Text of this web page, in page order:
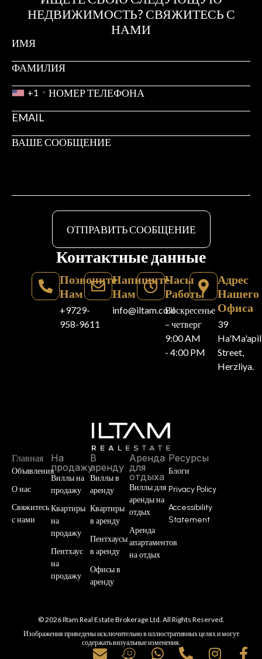
НЕДВИЖИМОСТЬ? СВЯЖИТЕСЬ С
НАМИ
+1
ОТПРАВИТЬ СООБЩЕНИЕ
Контактные данные
Позвоните
Нам
+9729-
958-9611
Напишите
Нам
info@iltam.co.il
Часы
Работы
Воскресенье
– четверг
9:00 AM
- 4:00 PM
Адрес
Нашего
Офиса
39
Street,
Herzliya.
Главная
Объявления
О нас
Свяжитесь
с нами
На
продажу
Виллы на
продажу
Квартиры
на
продажу
Пентхаус
на
продажу
В
аренду
Виллы в
аренду
Квартиры
в аренду
Пентхаусы
в аренду
Офисы в
аренду
Аренда
для
отдыха
Виллы для
аренды на
отдых
Аренда
апартаментов
на отдых
Ресурсы
Блоги
Privacy Policy
Accessibility
Statement
© 2026 Iltam Real Estate Brokerage Ltd. All Rights Reserved.
Изображения приведены исключительно в иллюстративных целях и могут
содержать визуальные изменения.